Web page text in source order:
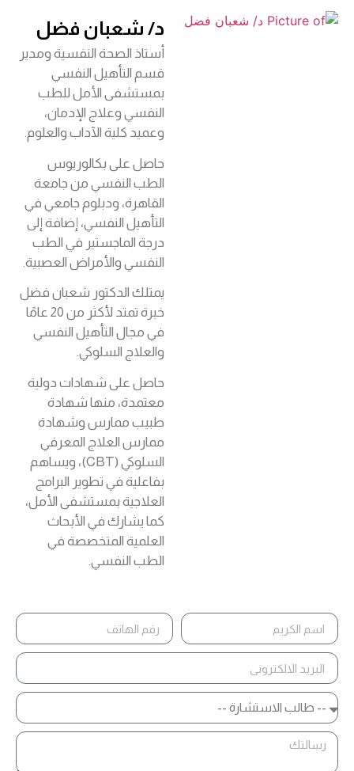
د/ شعبان فضل
أستاذ الصحة النفسية ومدير
قسم التأهيل النفسي
بمستشفى الأمل للطب
النفسي وعلاج الإدمان،
وعميد كلية الآداب والعلوم.
حاصل على بكالوريوس
الطب النفسي من جامعة
القاهرة، ودبلوم جامعي في
التأهيل النفسي، إضافة إلى
درجة الماجستير في الطب
النفسي والأمراض العصبية.
يمتلك الدكتور شعبان فضل
خبرة تمتد لأكثر من 20 عامًا
في مجال التأهيل النفسي
والعلاج السلوكي.
حاصل على شهادات دولية
معتمدة، منها شهادة
طبيب ممارس وشهادة
ممارس العلاج المعرفي
السلوكي (CBT)، ويساهم
بفاعلية في تطوير البرامج
العلاجية بمستشفى الأمل،
كما يشارك في الأبحاث
العلمية المتخصصة في
الطب النفسي.